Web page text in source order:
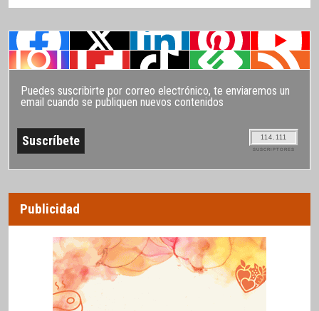
Puedes suscribirte por correo electrónico, te enviaremos un
email cuando se publiquen nuevos contenidos
114.111
SUSCRIPTORES
Publicidad